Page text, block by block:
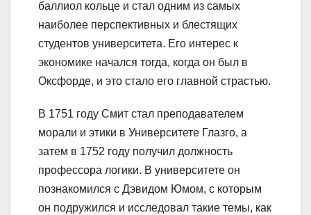
баллиол кольце и стал одним из самых
наиболее перспективных и блестящих
студентов университета. Его интерес к
экономике начался тогда, когда он был в
Оксфорде, и это стало его главной страстью.
В 1751 году Смит стал преподавателем
морали и этики в Университете Глазго, а
затем в 1752 году получил должность
профессора логики. В университете он
познакомился с Дэвидом Юмом, с которым
он подружился и исследовал такие темы, как